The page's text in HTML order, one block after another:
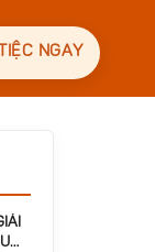
NGAY